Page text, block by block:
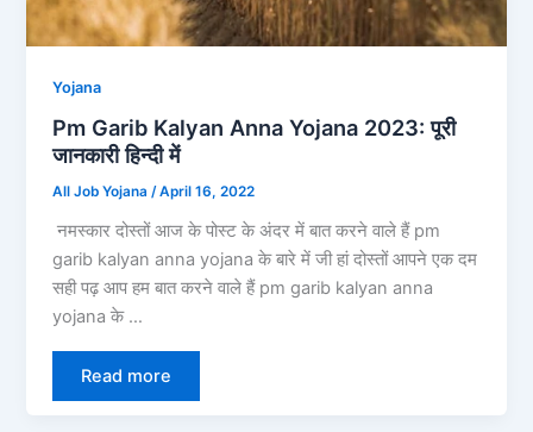
Yojana
Pm Garib Kalyan Anna Yojana 2023: पूरी
जानकारी हिन्दी में
All Job Yojana/April 16, 2022
नमस्कार दोस्तों आज के पोस्ट के अंदर में बात करने वाले हैं pm
garib kalyan anna yojana के बारे में जी हां दोस्तों आपने एक दम
सही पढ़ आप हम बात करने वाले हैं pm garib kalyan anna
yojana के …
Read more